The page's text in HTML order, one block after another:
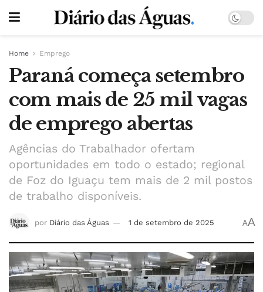
Home Emprego
Paraná começa setembro
com mais de 25 mil vagas
de emprego abertas
Agências do Trabalhador ofertam
oportunidades em todo o estado; regional
de Foz do Iguaçu tem mais de 2 mil postos
de trabalho disponíveis.
por Diário das Águas 1 de setembro de 2025 AA